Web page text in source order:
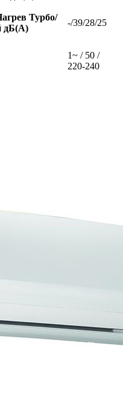
Турбо/
дБ(А)
-/39/28/25
1~ / 50 /
220-240